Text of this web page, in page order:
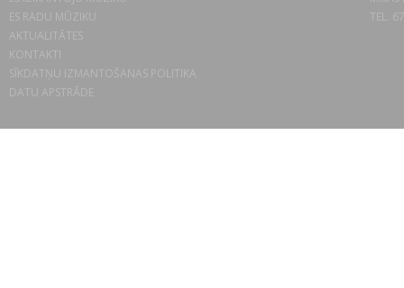
ES RADU MŪZIKU
AKTUALITĀTES
KONTAKTI
SĪKDATŅU IZMANTOŠANAS POLITIKA
DATU APSTRĀDE
TEL.